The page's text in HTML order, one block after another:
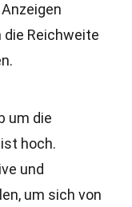
die Reichweite
um die
hoch.
und
um sich von